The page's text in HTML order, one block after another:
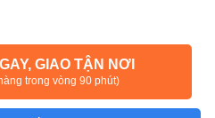
GIAO TẬN NƠI
trong vòng 90 phút)